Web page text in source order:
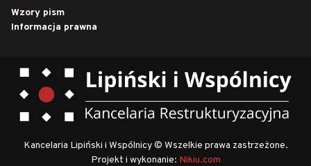
Wzory pism
Informacja prawna
Kancelaria Lipiński i Wspólnicy © Wszelkie prawa zastrzeżone.
Projekt i wykonanie: Nikiu.com